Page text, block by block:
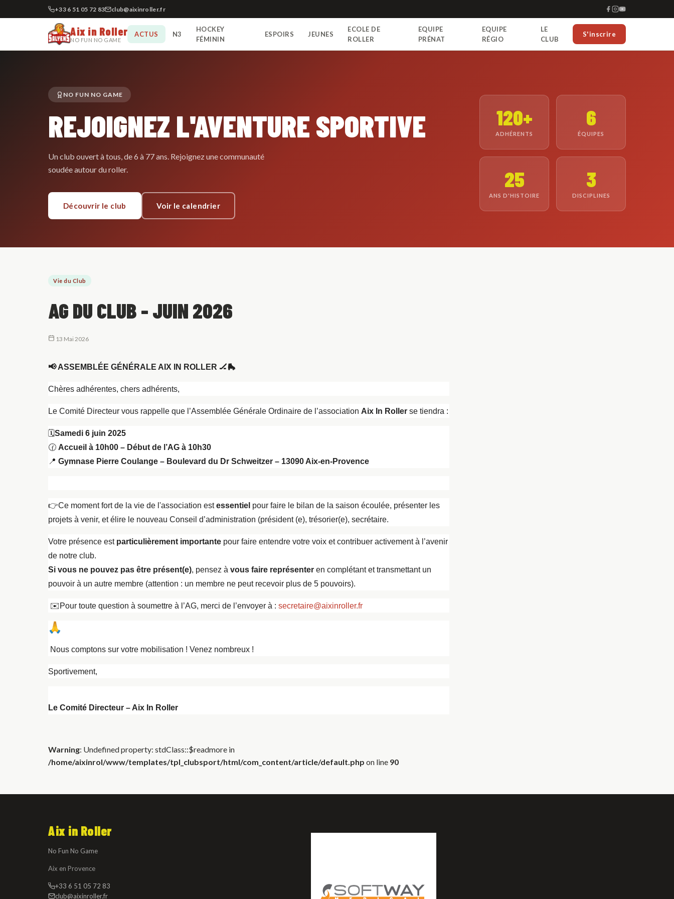
+33 6 51 05 72 83 club@aixinroller.fr
Aix in Roller
NO FUN NO GAME
ACTUS N3
HOCKEY
FÉMININ
ESPOIRS JEUNES
ECOLE DE
ROLLER
EQUIPE
PRÉNAT
EQUIPE
RÉGIO
LE
CLUB
S'inscrire
NO FUN NO GAME
REJOIGNEZ L'AVENTURE SPORTIVE
Un club ouvert à tous, de 6 à 77 ans. Rejoignez une communauté
soudée autour du roller.
Découvrir le club Voir le calendrier
120+
ADHÉRENTS
6
ÉQUIPES
25
ANS D'HISTOIRE
3
DISCIPLINES
Vie du Club
AG DU CLUB - JUIN 2026
13 Mai 2026
📢ASSEMBLÉE GÉNÉRALE AIX IN ROLLER 🏒🛼
Chères adhérentes, chers adhérents,
Le Comité Directeur vous rappelle que l’Assemblée Générale Ordinaire de l’association Aix In Roller se tiendra :
🗓️Samedi 6 juin 2025
🕜 Accueil à 10h00 – Début de l’AG à 10h30
📍 Gymnase Pierre Coulange – Boulevard du Dr Schweitzer – 13090 Aix-en-Provence
👉Ce moment fort de la vie de l'association estessentiel pour faire le bilan de la saison écoulée, présenter les
projets à venir, et élire le nouveau Conseil d’administration (président (e), trésorier(e), secrétaire.
Votre présence est particulièrement importante pour faire entendre votre voix et contribuer activement à l’avenir
de notre club.
Si vous ne pouvez pas être présent(e), pensez à vous faire représenter en complétant et transmettant un
pouvoir à un autre membre (attention : un membre ne peut recevoir plus de 5 pouvoirs).
✉️ Pour toute question à soumettre à l’AG, merci de l’envoyer à : secretaire@aixinroller.fr
Nous comptons sur votre mobilisation ! Venez nombreux !
Sportivement,
Le Comité Directeur – Aix In Roller
Warning: Undefined property: stdClass::$readmore in
/home/aixinrol/www/templates/tpl_clubsport/html/com_content/article/default.php on line 90
Aix in Roller
No Fun No Game
Aix en Provence
+33 6 51 05 72 83
club@aixinroller.fr